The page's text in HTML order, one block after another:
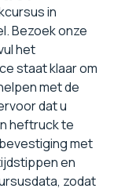
in
Bezoek onze
het
staat klaar om
met de
dat u
heftruck te
met
en
zodat